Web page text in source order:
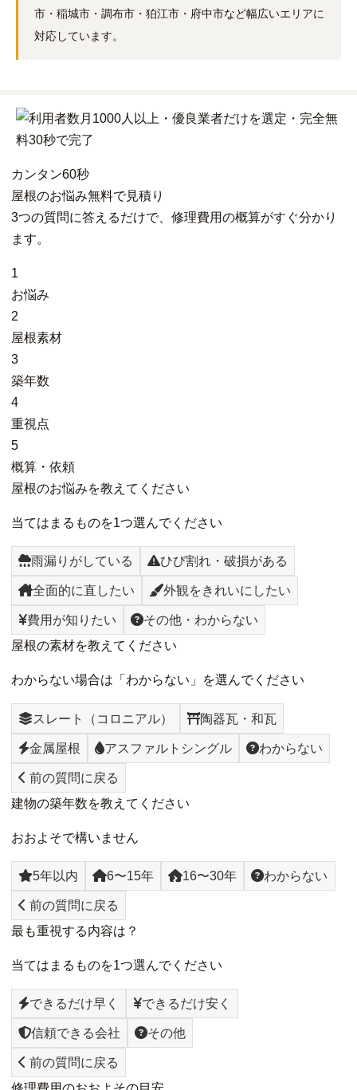
市・稲城市・調布市・狛江市・府中市など幅広いエリアに
対応しています。
カンタン60秒
屋根のお悩み無料で見積り
3つの質問に答えるだけで、修理費用の概算がすぐ分かり
ます。
1
お悩み
2
屋根素材
3
築年数
4
重視点
5
概算・依頼
屋根のお悩みを教えてください
当てはまるものを1つ選んでください
雨漏りがしている ひび割れ・破損がある
全面的に直したい 外観をきれいにしたい
費用が知りたい
その他・わからない
屋根の素材を教えてください
わからない場合は「わからない」を選んでください
スレート（コロニアル） 陶器瓦・和瓦
金属屋根 アスファルトシングル わからない
前の質問に戻る
建物の築年数を教えてください
おおよそで構いません
5年以内 6〜15年 16〜30年 わからない
前の質問に戻る
最も重視する内容は？
当てはまるものを1つ選んでください
できるだけ早く できるだけ安く
信頼できる会社 その他
前の質問に戻る